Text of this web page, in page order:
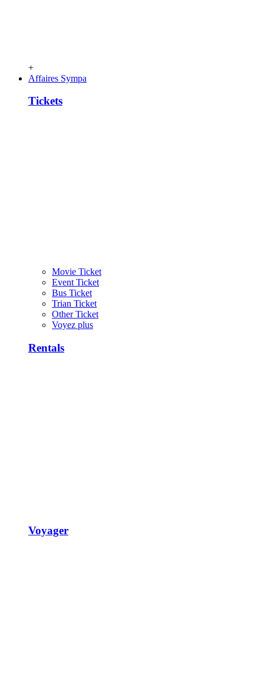
+
Affaires Sympa
Tickets
Movie Ticket
Event Ticket
Bus Ticket
Trian Ticket
Other Ticket
Voyez plus
Rentals
Voyager